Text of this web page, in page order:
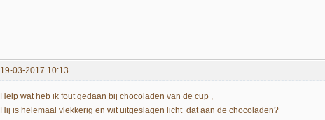
19-03-2017 10:13
Help wat heb ik fout gedaan bij chocoladen van de cup ,
Hij is helemaal vlekkerig en wit uitgeslagen licht dat aan de chocoladen?